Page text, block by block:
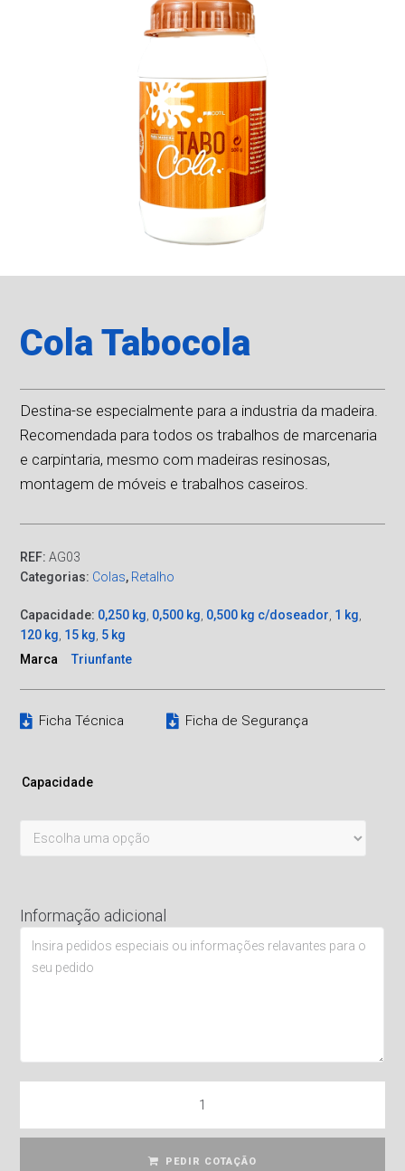
Cola Tabocola
Destina-se especialmente para a industria da madeira.
Recomendada para todos os trabalhos de marcenaria
e carpintaria, mesmo com madeiras resinosas,
montagem de móveis e trabalhos caseiros.
REF:AG03
Categorias: Colas, Retalho
Capacidade: 0,250 kg 0,500 kg 0,500 kg c/doseador 1 kg
120 kg 15 kg 5 kg
Marca
Triunfante
Ficha Técnica Ficha de Segurança
Capacidade
Informação adicional
PEDIR COTAÇÃO